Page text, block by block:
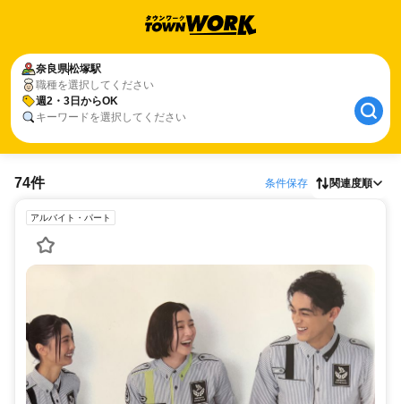
奈良県松塚駅
職種を選択してください
週2・3日からOK
キーワードを選択してください
74件 条件保存 関連度順
アルバイト・パート